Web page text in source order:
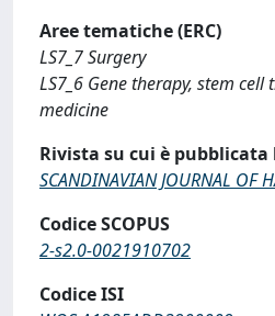
Aree tematiche (ERC)
LS7_7 Surgery
LS7_6 Gene therapy, stem
medicine
Rivista su cui è pubblicata
SCANDINAVIAN JOURNAL OF
Codice SCOPUS
2-s2.0-0021910702
Codice ISI